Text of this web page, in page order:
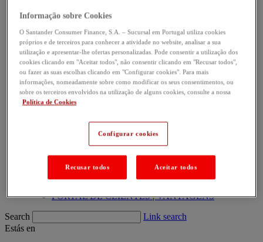
TRABALHE CONNOSCO
RESPONSABILIDADE SOCIAL
SALA DE IMPRENSA
INFORMAÇÃO FINANCEIRA
INVESTOR RELATIONS
Contactos e Suporte
ATENDIMENTO AO CLIENTE
APOIO COMERCIAL PARCEIRO
PERGUNTAS FREQUENTES
SEGURANÇA ONLINE
PROVEDORIA DO CLIENTE
ÁREA DE PARCEIROS
TU-DO
PORTAL DE CLIENTES | VANTAGENS
Search
Link search
Estás en
Informação sobre Cookies
O Santander Consumer Finance, S.A. – Sucursal em Portugal utiliza cookies
próprios e de terceiros para conhecer a atividade no website, analisar a sua
utilização e apresentar-lhe ofertas personalizadas. Pode consentir a utilização dos
cookies clicando em "Aceitar todos", não consentir clicando em "Recusar todos",
ou fazer as suas escolhas clicando em "Configurar cookies". Para mais
informações, nomeadamente sobre como modificar os seus consentimentos, ou
sobre os terceiros envolvidos na utilização de alguns cookies, consulte a nossa
Política de Cookies
Configurar cookies
Recusar todos Aceitar todos